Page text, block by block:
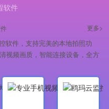
软件
更多>
软件，支持完美的本地拍照功
视频画质，智能连接设备，全方